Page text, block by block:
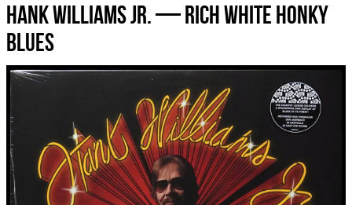
Hank Williams Jr. — Rich White Honky
Blues